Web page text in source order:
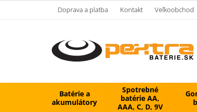
Doprava a platba Kontakt Veľkoobchod
Batérie a
akumulátory
Spotrebné
batérie AA,
AAA, C, D, 9V